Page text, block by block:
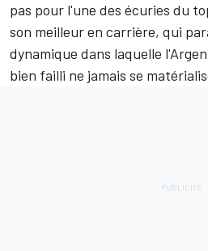
pas pour l'une des écuries du
son meilleur en carrière, qui
dynamique dans laquelle
bien failli ne jamais se